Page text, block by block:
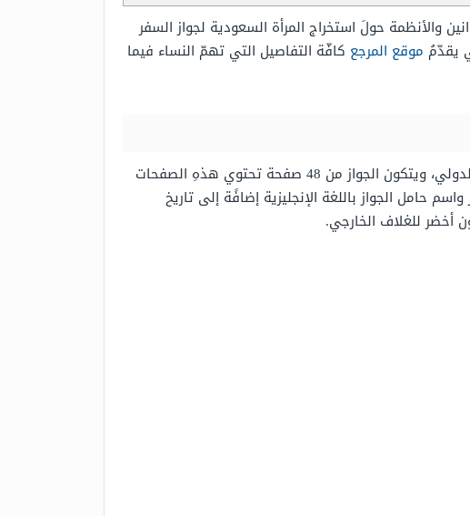
والأنظمة حولَ استخراج المرأة السعودية لجواز السفر
يقدّمُ موقع المرجع كافّة التفاصيل التي تهمّ النساء فيما
يعدّ جواز السفر السعودي بمثابة الوثيقة الرسمية التي يتمّ إصدراها للمواطنين في المملكة لأهداف السفر الدولي، ويتكون الجواز من 48 صفحة تحتوي هذهِ الصفحات
حامل الجواز باللغة الإنجليزية إضافًة إلى تاريخ
أخضر للغلاف الخارجي.